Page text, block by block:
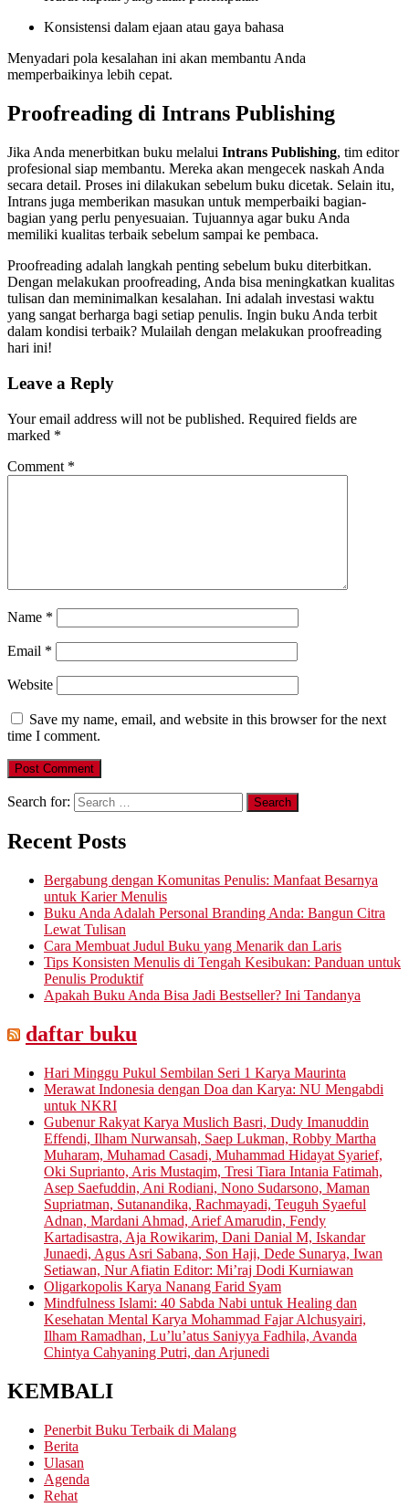
Konsistensi dalam ejaan atau gaya bahasa
Menyadari pola kesalahan ini akan membantu Anda
memperbaikinya lebih cepat.
Proofreading di Intrans Publishing
Jika Anda menerbitkan buku melalui Intrans Publishing, tim editor
profesional siap membantu. Mereka akan mengecek naskah Anda
secara detail. Proses ini dilakukan sebelum buku dicetak. Selain itu,
Intrans juga memberikan masukan untuk memperbaiki bagian-
bagian yang perlu penyesuaian. Tujuannya agar buku Anda
memiliki kualitas terbaik sebelum sampai ke pembaca.
Proofreading adalah langkah penting sebelum buku diterbitkan.
Dengan melakukan proofreading, Anda bisa meningkatkan kualitas
tulisan dan meminimalkan kesalahan. Ini adalah investasi waktu
yang sangat berharga bagi setiap penulis. Ingin buku Anda terbit
dalam kondisi terbaik? Mulailah dengan melakukan proofreading
hari ini!
Leave a Reply
Your email address will not be published. Required fields are
marked *
Comment *
Name *
Email *
Website
Save my name, email, and website in this browser for the next
time I comment.
Search for:
Recent Posts
Bergabung dengan Komunitas Penulis: Manfaat Besarnya
untuk Karier Menulis
Buku Anda Adalah Personal Branding Anda: Bangun Citra
Lewat Tulisan
Cara Membuat Judul Buku yang Menarik dan Laris
Tips Konsisten Menulis di Tengah Kesibukan: Panduan untuk
Penulis Produktif
Apakah Buku Anda Bisa Jadi Bestseller? Ini Tandanya
daftar buku
Hari Minggu Pukul Sembilan Seri 1 Karya Maurinta
Merawat Indonesia dengan Doa dan Karya: NU Mengabdi
untuk NKRI
Gubenur Rakyat Karya Muslich Basri, Dudy Imanuddin
Effendi, Ilham Nurwansah, Saep Lukman, Robby Martha
Muharam, Muhamad Casadi, Muhammad Hidayat Syarief,
Oki Suprianto, Aris Mustaqim, Tresi Tiara Intania Fatimah,
Asep Saefuddin, Ani Rodiani, Nono Sudarsono, Maman
Supriatman, Sutanandika, Rachmayadi, Teuguh Syaeful
Adnan, Mardani Ahmad, Arief Amarudin, Fendy
Kartadisastra, Aja Rowikarim, Dani Danial M, Iskandar
Junaedi, Agus Asri Sabana, Son Haji, Dede Sunarya, Iwan
Setiawan, Nur Afiatin Editor: Mi’raj Dodi Kurniawan
Oligarkopolis Karya Nanang Farid Syam
Mindfulness Islami: 40 Sabda Nabi untuk Healing dan
Kesehatan Mental Karya Mohammad Fajar Alchusyairi,
Ilham Ramadhan, Lu’lu’atus Saniyya Fadhila, Avanda
Chintya Cahyaning Putri, dan Arjunedi
KEMBALI
Penerbit Buku Terbaik di Malang
Berita
Ulasan
Agenda
Rehat